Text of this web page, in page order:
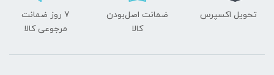
تحویل اکسپرس
ضمانت اصل‌بودن
کالا
7 روز ضمانت
مرجوعی کالا